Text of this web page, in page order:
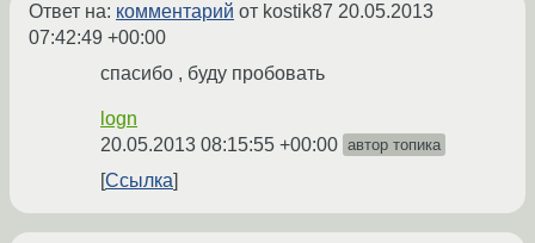
Ответ на: комментарий от kostik87 20.05.2013
07:42:49 +00:00
спасибо , буду пробовать
logn
20.05.2013 08:15:55 +00:00 автор топика
Ссылка